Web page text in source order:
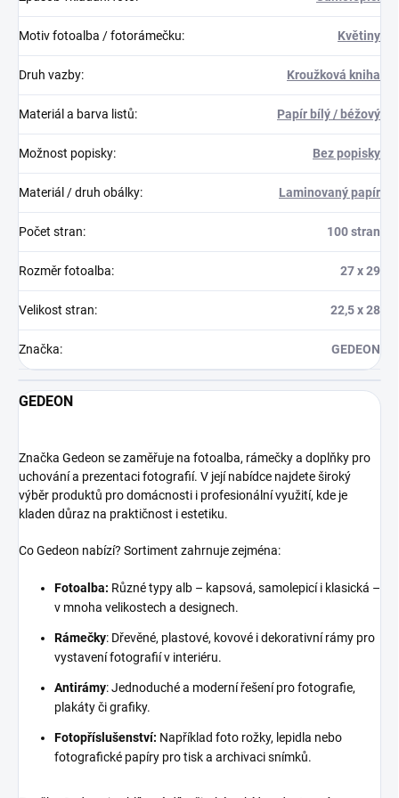
Motiv fotoalba / fotorámečku: Květiny
Druh vazby: Kroužková kniha
Materiál a barva listů: Papír bílý / béžový
Možnost popisky: Bez popisky
Materiál / druh obálky: Laminovaný papír
Počet stran: 100 stran
Rozměr fotoalba: 27 x 29
Velikost stran: 22,5 x 28
Značka: GEDEON
GEDEON
Značka Gedeon se zaměřuje na fotoalba, rámečky a doplňky pro
uchování a prezentaci fotografií. V její nabídce najdete široký
výběr produktů pro domácnosti i profesionální využití, kde je
kladen důraz na praktičnost i estetiku.
Co Gedeon nabízí? Sortiment zahrnuje zejména:
Fotoalba: Různé typy alb – kapsová, samolepicí i klasická –
v mnoha velikostech a designech.
Rámečky: Dřevěné, plastové, kovové i dekorativní rámy pro
vystavení fotografií v interiéru.
Antirámy: Jednoduché a moderní řešení pro fotografie,
plakáty či grafiky.
Fotopříslušenství: Například foto rožky, lepidla nebo
fotografické papíry pro tisk a archivaci snímků.